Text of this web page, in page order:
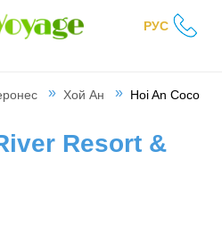
РУС
Хой Ан
Hoi An Coco
Resort &